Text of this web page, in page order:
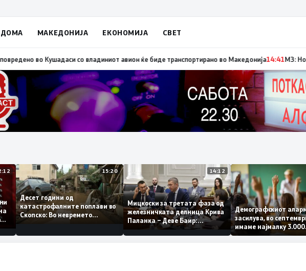
ДОМА МАКЕДОНИЈА ЕКОНОМИЈА СВЕТ
во Кушадаси со владиниот авион ќе биде транспортирано во Македонија14:41МЗ: Нови
12:12
на
15:20
Десет години од
катастрофалните поплави во
Скопско: Во невремето
14:12
Мицкоски за третата фаза од
железничката делница Крива
Паланка – Деве Баир:
Проектот нема да заврши на
половина тунел во слепа
Демографскиот
засилува, во
имаме најмалку
првачиња